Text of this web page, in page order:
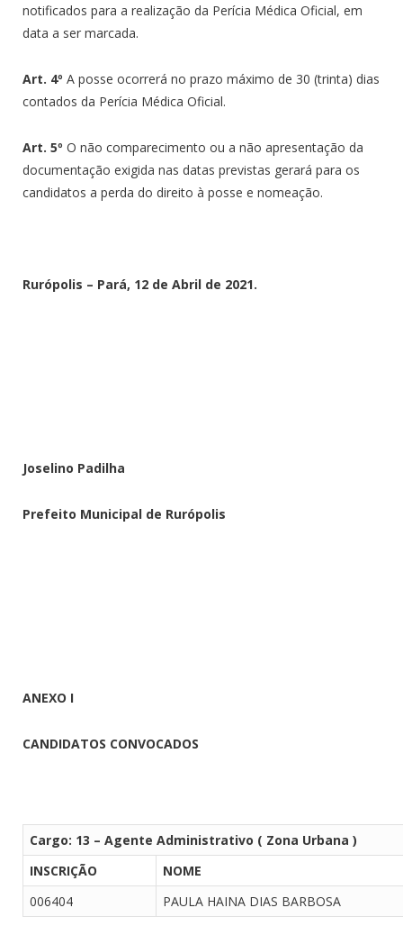
notificados para a realização da Perícia Médica Oficial, em
data a ser marcada.
Art. 4º A posse ocorrerá no prazo máximo de 30 (trinta) dias
contados da Perícia Médica Oficial.
Art. 5º O não comparecimento ou a não apresentação da
documentação exigida nas datas previstas gerará para os
candidatos a perda do direito à posse e nomeação.
Rurópolis – Pará, 12 de Abril de 2021.
Joselino Padilha
Prefeito Municipal de Rurópolis
ANEXO I
CANDIDATOS CONVOCADOS
Cargo: 13 – Agente Administrativo ( Zona Urbana )
INSCRIÇÃO
NOME
006404
PAULA HAINA DIAS BARBOSA